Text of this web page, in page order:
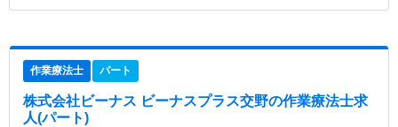
作業療法士 パート
株式会社ビーナス ビーナスプラス交野の作業療法士求
人(パート)